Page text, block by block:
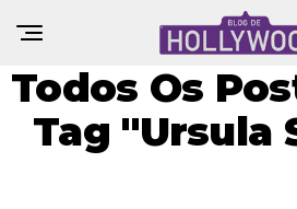
Todos Os
Tag "Ursula